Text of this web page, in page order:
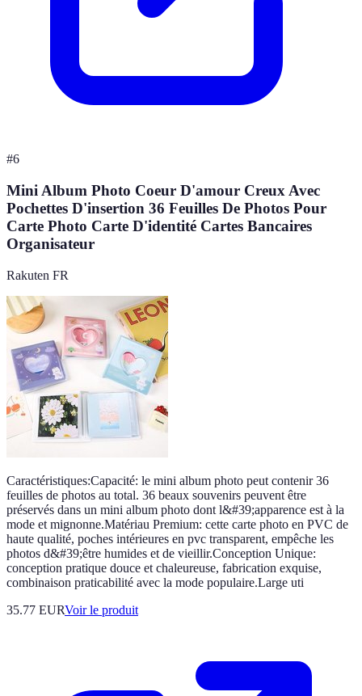
#6
Mini Album Photo Coeur D'amour Creux Avec
Pochettes D'insertion 36 Feuilles De Photos Pour
Carte Photo Carte D'identité Cartes Bancaires
Organisateur
Rakuten FR
Caractéristiques:Capacité: le mini album photo peut contenir 36
feuilles de photos au total. 36 beaux souvenirs peuvent être
préservés dans un mini album photo dont l&#39;apparence est à la
mode et mignonne.Matériau Premium: cette carte photo en PVC de
haute qualité, poches intérieures en pvc transparent, empêche les
photos d&#39;être humides et de vieillir.Conception Unique:
conception pratique douce et chaleureuse, fabrication exquise,
combinaison praticabilité avec la mode populaire.Large uti
35.77 EURVoir le produit